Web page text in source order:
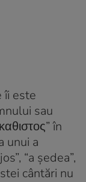
îi este
sau
în
unui a
“a ședea”,
cântări nu